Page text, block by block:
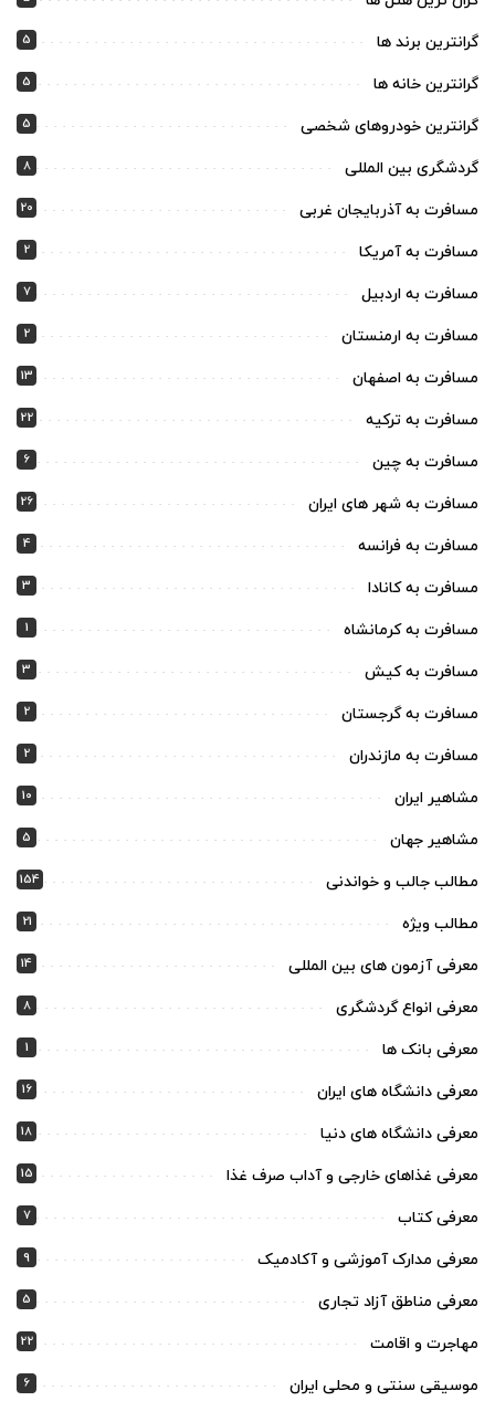
گرانترین برند ها 5
گرانترین خانه ها 5
گرانترین خودروهای شخصی 5
گردشگری بین المللی 8
مسافرت به آذربایجان غربی 20
مسافرت به آمریکا 2
مسافرت به اردبیل 7
مسافرت به ارمنستان 2
مسافرت به اصفهان 13
مسافرت به ترکیه 22
مسافرت به چین 6
مسافرت به شهر های ایران 26
مسافرت به فرانسه 4
مسافرت به کانادا 3
مسافرت به کرمانشاه 1
مسافرت به کیش 3
مسافرت به گرجستان 2
مسافرت به مازندران 2
مشاهیر ایران 10
مشاهیر جهان 5
مطالب جالب و خواندنی 154
مطالب ویژه 21
معرفی آزمون های بین المللی 14
معرفی انواع گردشگری 8
معرفی بانک ها 1
معرفی دانشگاه های ایران 16
معرفی دانشگاه های دنیا 18
معرفی غذاهای خارجی و آداب صرف غذا 15
معرفی کتاب 7
معرفی مدارک آموزشی و آکادمیک 9
معرفی مناطق آزاد تجاری 5
مهاجرت و اقامت 22
موسیقی سنتی و محلی ایران 6